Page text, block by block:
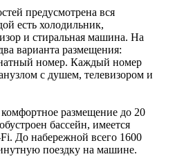
предусмотрена вся
есть холодильник,
и стиральная машина. На
варианта размещения:
номер. Каждый номер
с душем, телевизором и
размещение до 20
бассейн, имеется
До набережной всего 1600
поездку на машине.